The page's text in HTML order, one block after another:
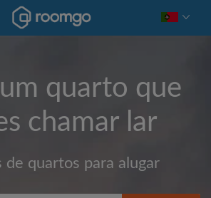
quarto que
chamar lar
de quartos para alugar